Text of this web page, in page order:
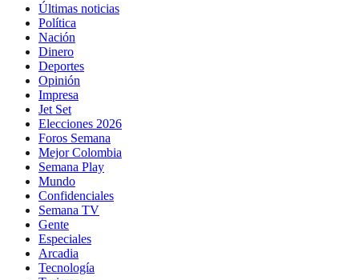
Últimas noticias
Política
Nación
Dinero
Deportes
Opinión
Impresa
Jet Set
Elecciones 2026
Foros Semana
Mejor Colombia
Semana Play
Mundo
Confidenciales
Semana TV
Gente
Especiales
Arcadia
Tecnología